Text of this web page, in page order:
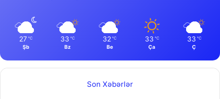
27 ℃
Şb
33 ℃
Bz
32 ℃
Be
33 ℃
Ça
33 ℃
Ç
Son Xəbərlər